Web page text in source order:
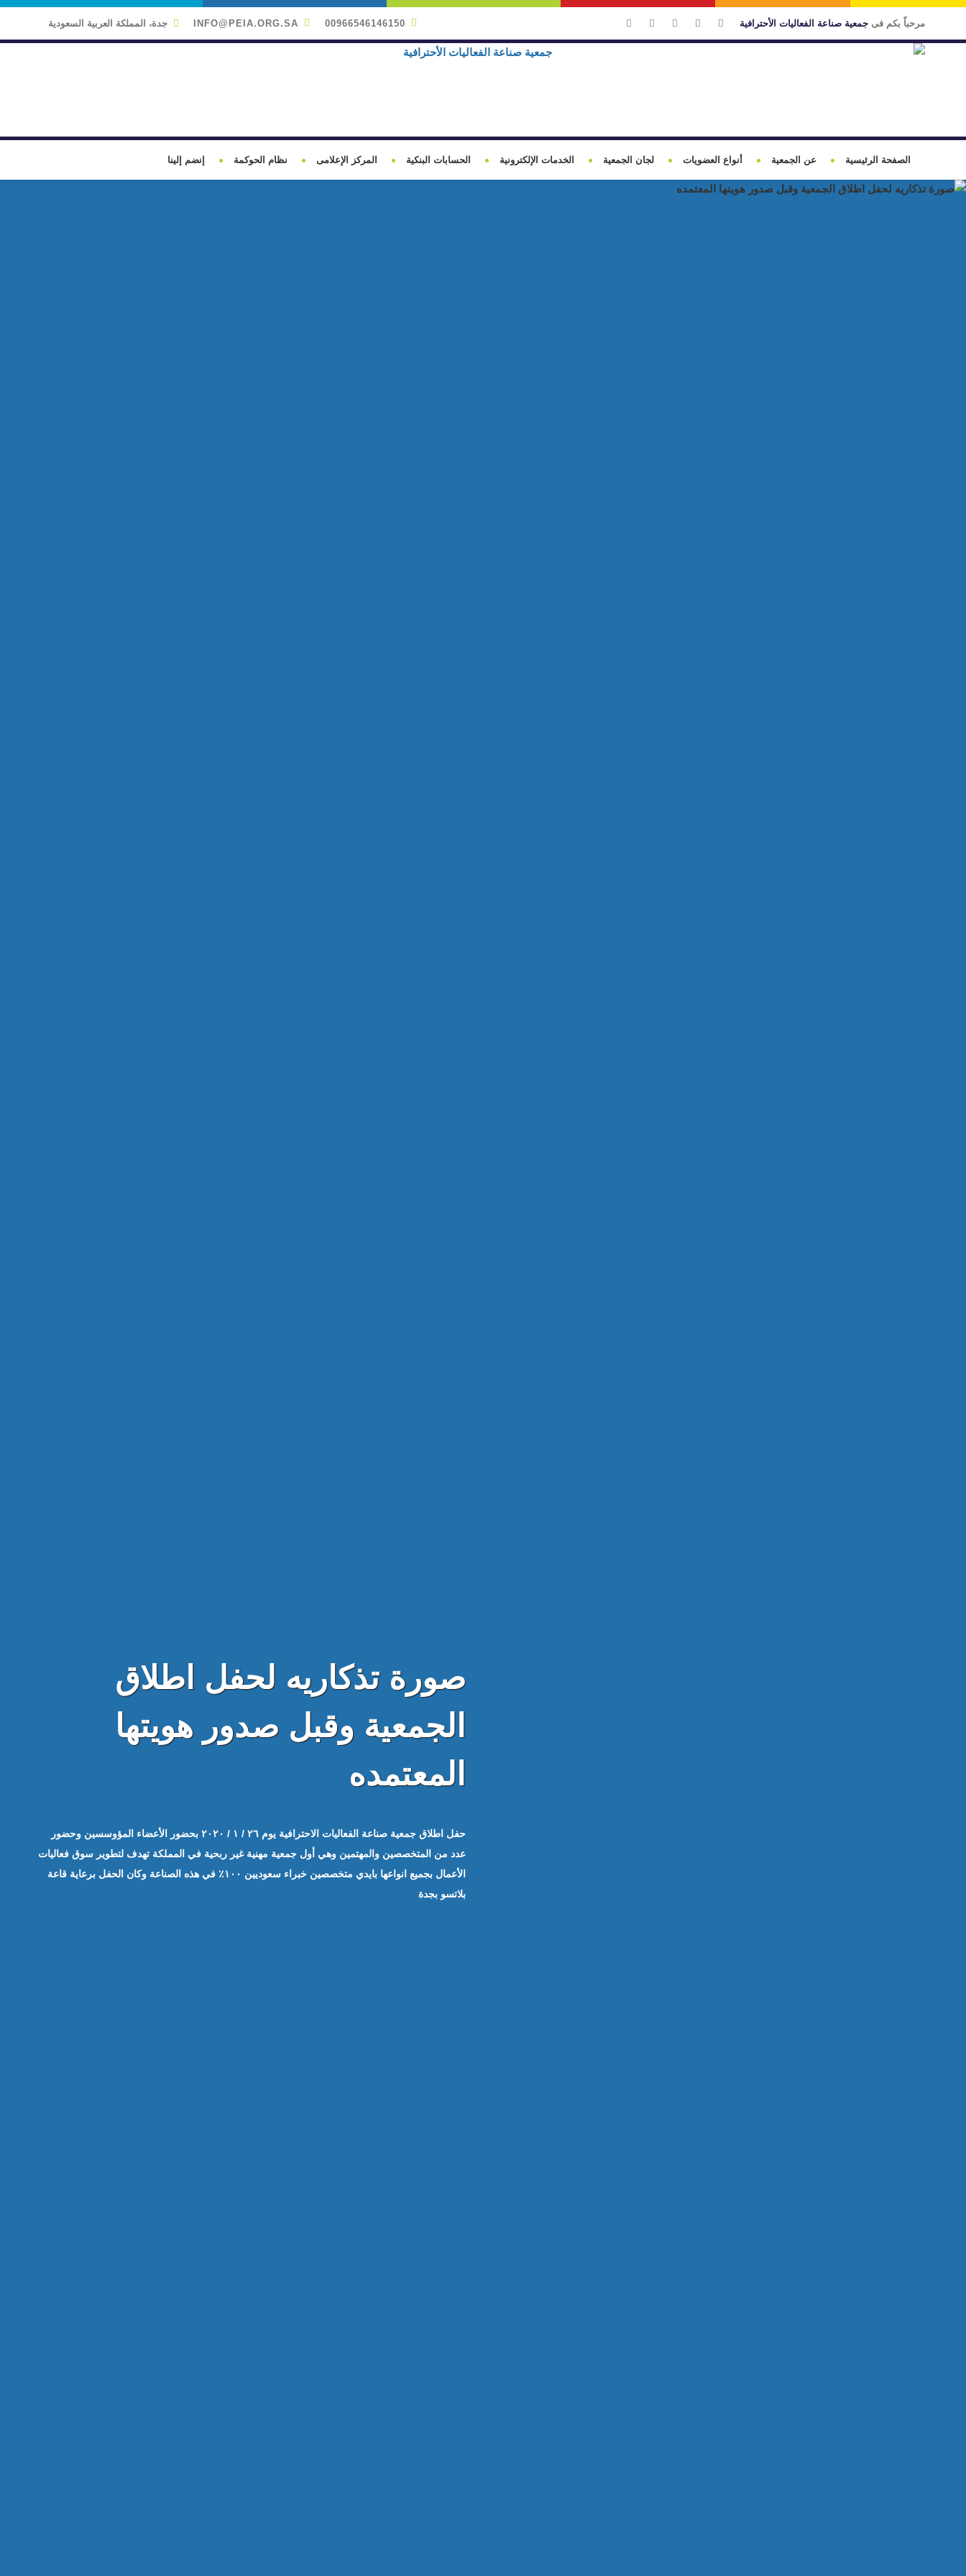
مرحباً بكم فى جمعية صناعة الفعاليات الأحترافية 00966546146150
INFO@PEIA.ORG.SA جدة، المملكة العربية السعودية
الصفحة الرئيسية عن الجمعية أنواع العضويات لجان الجمعية الخدمات الإلكترونية الحسابات البنكية المركز الإعلامى نظام الحوكمة إنضم إلينا
صورة تذكاريه لحفل اطلاق
الجمعية وقبل صدور هويتها
المعتمده
حفل اطلاق جمعية صناعة الفعاليات الاحترافية يوم ٢٦ / ١ / ٢٠٢٠ بحضور الأعضاء المؤوسسين وحضور
عدد من المتخصصين والمهتمين وهي أول جمعية مهنية غير ربحية في المملكة تهدف لتطوير سوق فعاليات
الأعمال بجميع انواعها بايدي متخصصين خبراء سعوديين ١٠٠٪ في هذه الصناعة وكان الحفل برعاية قاعة
بلاتسو بجدة